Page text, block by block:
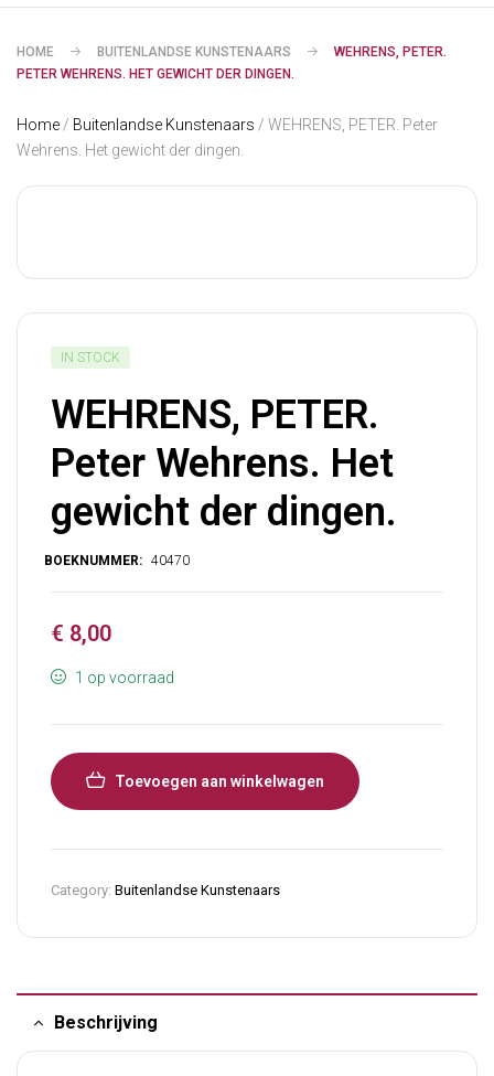
HOME BUITENLANDSE KUNSTENAARS
WEHRENS, PETER.
PETER WEHRENS. HET GEWICHT DER DINGEN.
Home / Buitenlandse Kunstenaars / WEHRENS, PETER. Peter
Wehrens. Het gewicht der dingen.
IN STOCK
WEHRENS, PETER.
Peter Wehrens. Het
gewicht der dingen.
€ 8,00
1 op voorraad
Toevoegen aan winkelwagen
Category: Buitenlandse Kunstenaars
Beschrijving